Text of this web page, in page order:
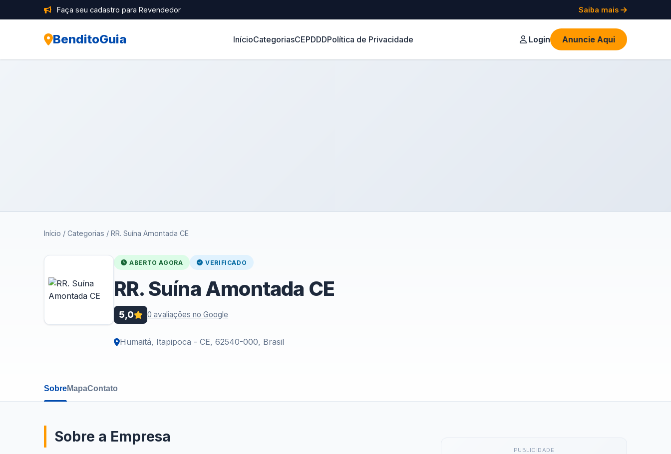
Faça seu cadastro para Revendedor Saiba mais
BenditoGuia InícioCategoriasCEPDDDPolítica de Privacidade Login Anuncie Aqui
Início / Categorias / RR. Suína Amontada CE
ABERTO AGORA VERIFICADO
RR. Suína Amontada CE
5,0 0 avaliações no Google
Humaitá, Itapipoca - CE, 62540-000, Brasil
SobreMapaContato
Sobre a Empresa
PUBLICIDADE